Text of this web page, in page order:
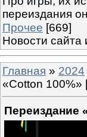
переиздания
Прочее [669]
Новости сайта
Главная » 2024
«Cotton 100%»
Переиздание